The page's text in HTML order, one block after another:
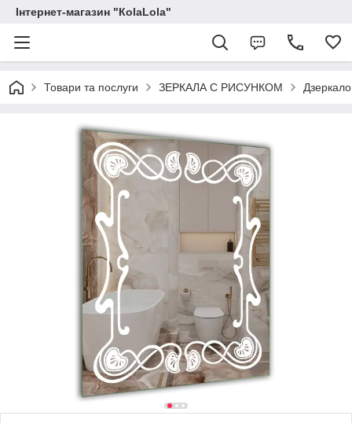
Інтернет-магазин "КоlaLola"
Товари та послуги ЗЕРКАЛА С РИСУНКОМ